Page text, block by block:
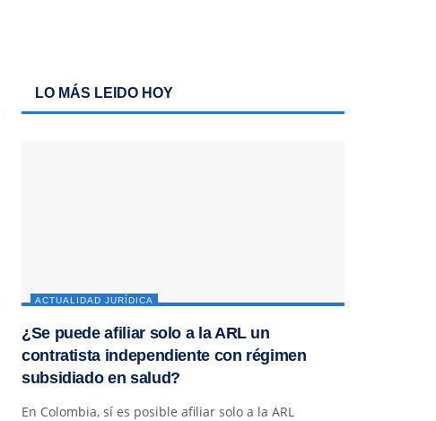
LO MÁS LEIDO HOY
ACTUALIDAD JURÍDICA
¿Se puede afiliar solo a la ARL un
contratista independiente con régimen
subsidiado en salud?
En Colombia, sí es posible afiliar solo a la ARL